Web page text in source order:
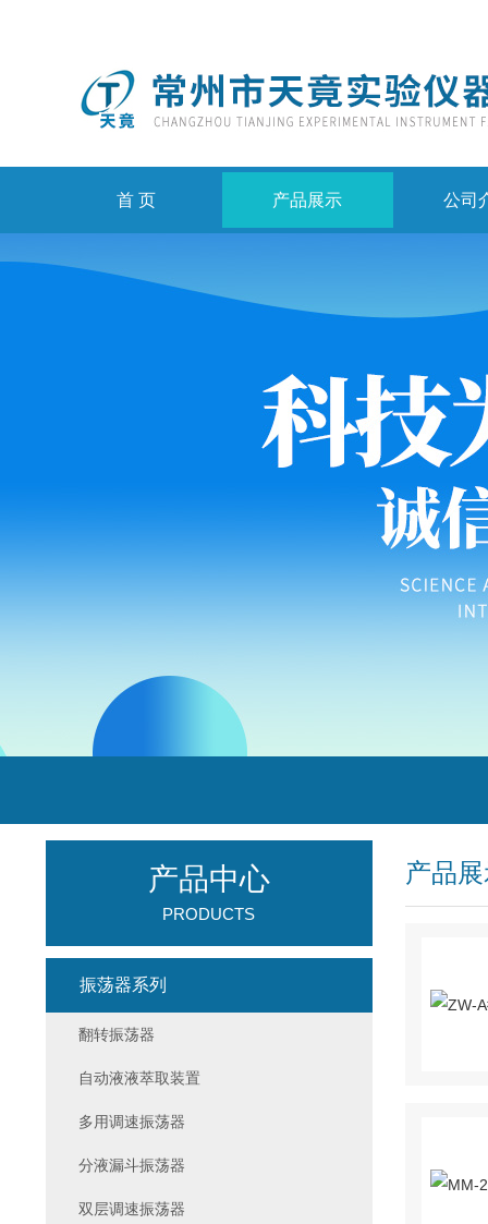
首 页 产品展示 公司
产品
产品中心
PRODUCTS
振荡器系列
翻转振荡器
自动液液萃取装置
多用调速振荡器
分液漏斗振荡器
双层调速振荡器